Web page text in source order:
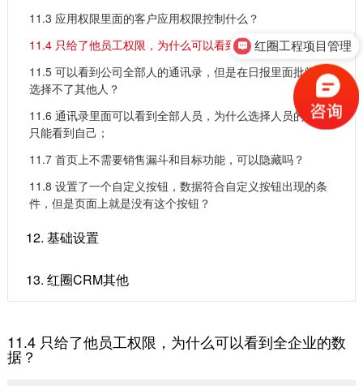
11.3 ​应用权限里面的客户应用权限控制什么？
11.4 ​只给了他员工权限，为什么可以看到全企业的数据？
11.5 ​可以看到公司全部人的通讯录，但是在日报里面批阅人
选择不了其他人？
11.6 ​通讯录里面可以看到全部人员，为什么选择人员的时候
只能看到自己；
11.7 ​首页上不需要销售漏斗和目标功能，可以隐藏吗？
11.8 ​设置了一个自定义按钮，数据符合自定义按钮出现的条
件，但是页面上就是没有这个按钮？
12. 基础设置
13. 红圈CRM其他
11.4 ​只给了他员工权限，为什么可以看到全企业的数
据？
红圈工程项目管理